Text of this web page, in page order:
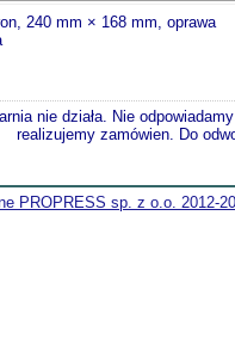
240 mm × 168 mm, oprawa
nie działa. Nie
realizujemy zamówien. Do
PROPRESS sp. z o.o. 2012-